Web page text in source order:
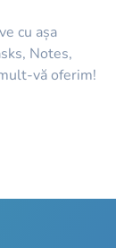
cu așa
Notes,
vă oferim!